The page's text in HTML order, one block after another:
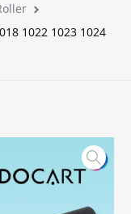
1022 1023 1024